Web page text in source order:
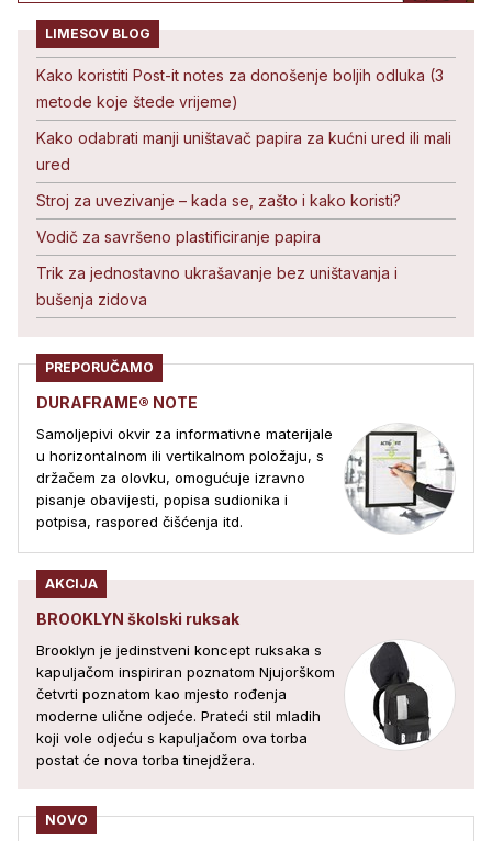
LIMESOV BLOG
Kako koristiti Post-it notes za donošenje boljih odluka (3
metode koje štede vrijeme)
Kako odabrati manji uništavač papira za kućni ured ili mali
ured
Stroj za uvezivanje – kada se, zašto i kako koristi?
Vodič za savršeno plastificiranje papira
Trik za jednostavno ukrašavanje bez uništavanja i
bušenja zidova
PREPORUČAMO
DURAFRAME® NOTE
Samoljepivi okvir za informativne materijale
u horizontalnom ili vertikalnom položaju, s
držačem za olovku, omogućuje izravno
pisanje obavijesti, popisa sudionika i
potpisa, raspored čišćenja itd.
AKCIJA
BROOKLYN školski ruksak
Brooklyn je jedinstveni koncept ruksaka s
kapuljačom inspiriran poznatom Njujorškom
četvrti poznatom kao mjesto rođenja
moderne ulične odjeće. Prateći stil mladih
koji vole odjeću s kapuljačom ova torba
postat će nova torba tinejdžera.
NOVO